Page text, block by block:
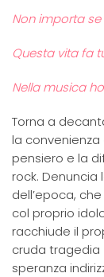
Non importa
Questa vita fa
Nella musica
Torna a
la convenienza
pensiero e la
rock.
dell’epoca,
col proprio
racchiude il
cruda tragedia
speranza